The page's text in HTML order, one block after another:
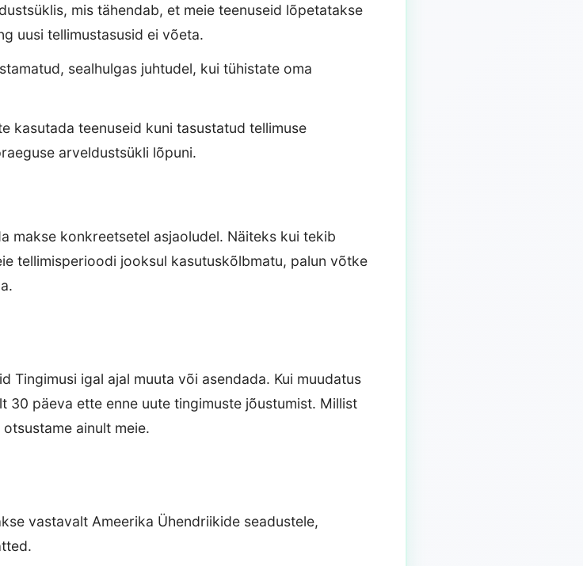
mis tähendab, et meie teenuseid lõpetatakse
uusi tellimustasusid ei võeta.
sealhulgas juhtudel, kui tühistate oma
kasutada teenuseid kuni tasustatud tellimuse
arveldustsükli lõpuni.
makse konkreetsetel asjaoludel. Näiteks kui tekib
tellimisperioodi jooksul kasutuskõlbmatu, palun võtke
Tingimusi igal ajal muuta või asendada. Kui muudatus
30 päeva ette enne uute tingimuste jõustumist. Millist
ainult meie.
vastavalt Ameerika Ühendriikide seadustele,